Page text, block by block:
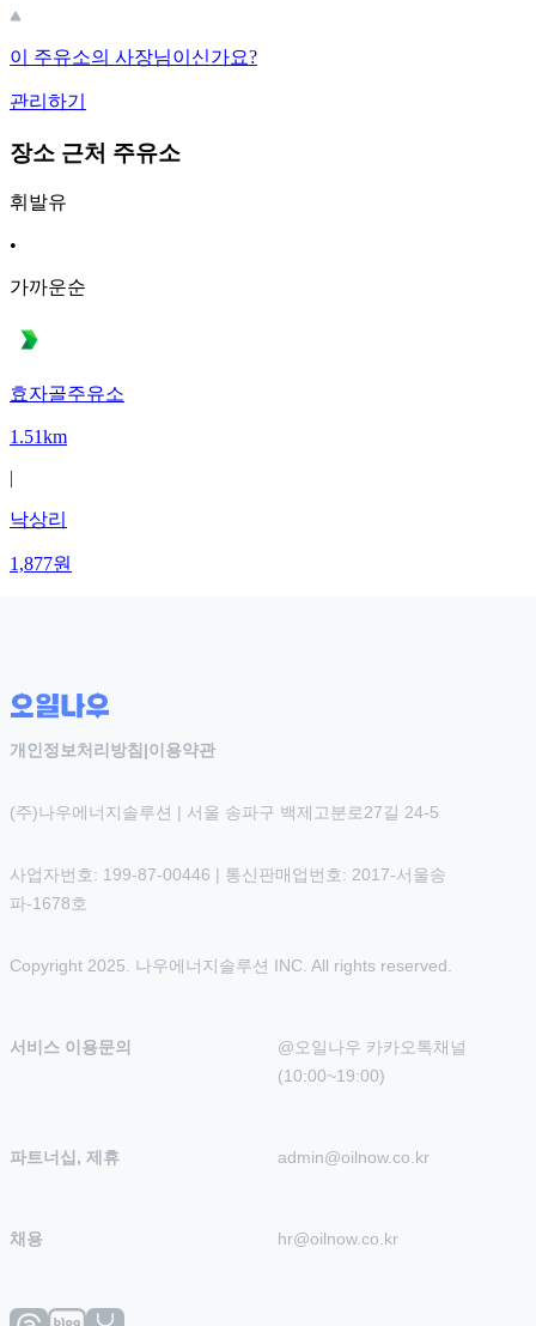
이 주유소의 사장님이신가요?
관리하기
장소 근처 주유소
휘발유
•
가까운순
효자골주유소
1.51km
|
낙상리
1,877원
개인정보처리방침 |이용약관
(주)나우에너지솔루션 | 서울 송파구 백제고분로27길 24-5
사업자번호: 199-87-00446 | 통신판매업번호: 2017-서울송
파-1678호
Copyright 2025. 나우에너지솔루션 INC. All rights reserved.
서비스 이용문의
@오일나우 카카오톡채널
(10:00~19:00)
파트너십, 제휴 admin@oilnow.co.kr
채용 hr@oilnow.co.kr